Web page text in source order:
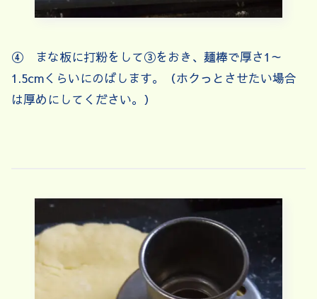
④ まな板に打粉をして③をおき、麺棒で厚さ1～
1.5cmくらいにのばします。（ホクっとさせたい場合
は厚めにしてください。）